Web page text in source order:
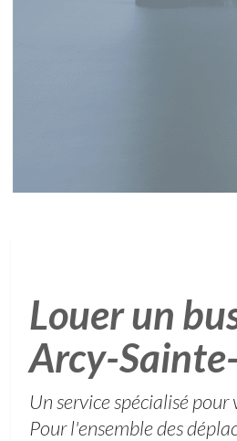
Louer un
Arcy-
Un service spécialisé
Pour l'ensemble des